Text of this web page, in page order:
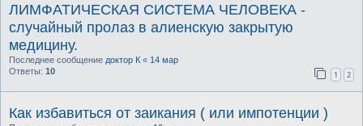
ЛИМФАТИЧЕСКАЯ СИСТЕМА ЧЕЛОВЕКА -
случайный пролаз в алиенскую закрытую
медицину.
Последнее сообщение доктор К « 14 мар
Ответы: 10 1 2
Как избавиться от заикания ( или импотенции )